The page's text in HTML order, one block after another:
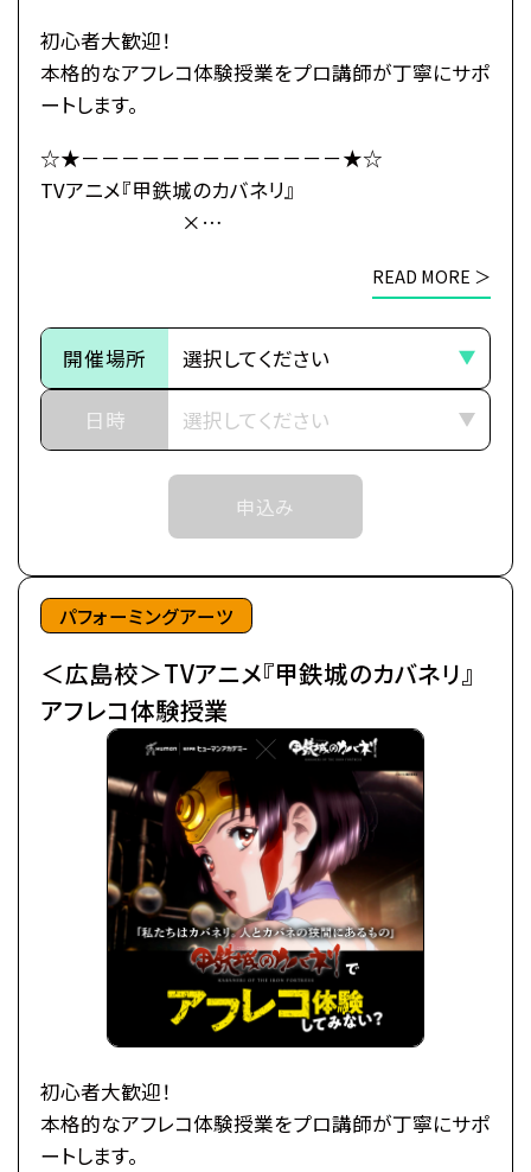
「海門」の地にはある“秘密”が
隠されていたのだった――。
そのため、ご予約状況により、
抽選等の対応をさせていただく場合がございます。
※当日ご参加いただける方には校舎の職員より
予約確定のご連絡をいたします。
それまでは予約完了しておりませんので
予めご了承ください。
※中学生以上の方が対象となります。
©カバネリ製作委員会
初心者大歓迎！
本格的なアフレコ体験授業をプロ講師が丁寧にサポ
ートします。
☆★－－－－－－－－－－－－－★☆
TVアニメ『甲鉄城のカバネリ』
×
☆★－－－－－－－－－－－－－★☆
～イントロダクション～
その旅路の先に、新たな運命（さだめ）
世界中に産業革命の波が押し寄せ、
近世から近代に移り変わろうとした頃、
突如として不死の怪物が現れた。
後にカバネと呼ばれる事になるそれらは、
鋼鉄の皮膜に覆われた心臓を持ち、
噛んだ者までもカバネにしてしまう。
カバネは爆発的に増殖し、
全世界を覆い尽くしていった。
極東の島国である日ノ本（ひのもと）で、
分厚い装甲に覆われた蒸気機関車、
通称・駿城（はやじろ）の一つ、
甲鉄城（こうてつじょう）に乗り込んだ生駒たちは、
熾烈な戦いを潜り抜け、カバネと人の新たな攻防戦
日本海に面する廃坑駅「海門（うなと）」に辿りつい
生駒たちは、同じくカバネから「海門」を奪取せんとす
玄路、虎落、海門の民と「連合軍」を結成し、
カバネ撃退の策を立てるのだが、
「海門」の地にはある“秘密”が
隠されていたのだった――。
READ MORE ＞
開催場所
日時
申込み
パフォーミングアーツ
＜広島校＞TVアニメ『甲鉄城のカバネリ』
アフレコ体験授業
初心者大歓迎！
本格的なアフレコ体験授業をプロ講師が丁寧にサポ
ートします。